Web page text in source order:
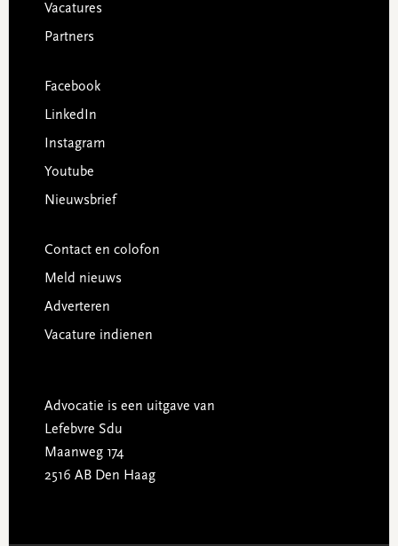
Vacatures
Partners
Facebook
LinkedIn
Instagram
Youtube
Nieuwsbrief
Contact en colofon
Meld nieuws
Adverteren
Vacature indienen
Advocatie is een uitgave van
Lefebvre Sdu
Maanweg 174
2516 AB Den Haag